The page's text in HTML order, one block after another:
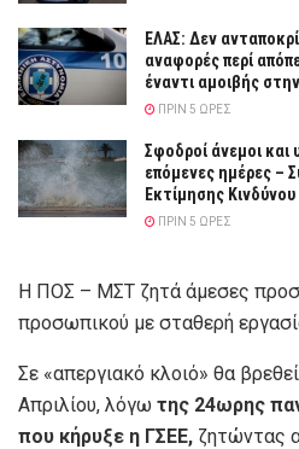
ΕΛΑΣ: Δεν
αναφορές περί
έναντι αμοιβής
ΠΡΙΝ 5 ΏΡΕΣ
Σφοδροί άνεμοι και
επόμενες ημέρες –
Εκτίμησης Κινδύνου
ΠΡΙΝ 5 ΏΡΕΣ
Η ΠΟΣ – ΜΣΤ ζητά άμεσες
προσωπικού με σταθερή
Σε «απεργιακό κλοιό» θα
Απριλίου, λόγω της 24ωρης
που κήρυξε η ΓΣΕΕ, ζητώντας